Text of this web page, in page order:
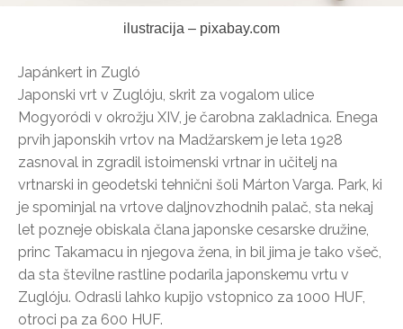
ilustracija – pixabay.com
Japánkert in Zugló
Japonski vrt v Zuglóju, skrit za vogalom ulice
Mogyoródi v okrožju XIV, je čarobna zakladnica. Enega
prvih japonskih vrtov na Madžarskem je leta 1928
zasnoval in zgradil istoimenski vrtnar in učitelj na
vrtnarski in geodetski tehnični šoli Márton Varga. Park, ki
je spominjal na vrtove daljnovzhodnih palač, sta nekaj
let pozneje obiskala člana japonske cesarske družine,
princ Takamacu in njegova žena, in bil jima je tako všeč,
da sta številne rastline podarila japonskemu vrtu v
Zuglóju. Odrasli lahko kupijo vstopnico za 1000 HUF,
otroci pa za 600 HUF.